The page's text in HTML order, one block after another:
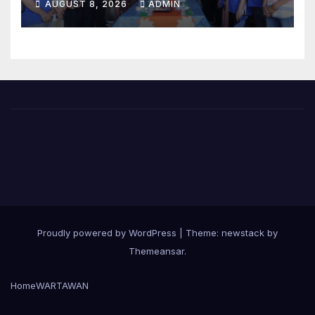
PWI OKU
AUGUST 8, 2026 ADMIN
Proudly powered by WordPress
Theme: newstack by
Themeansar.
HomeWARTAWAN